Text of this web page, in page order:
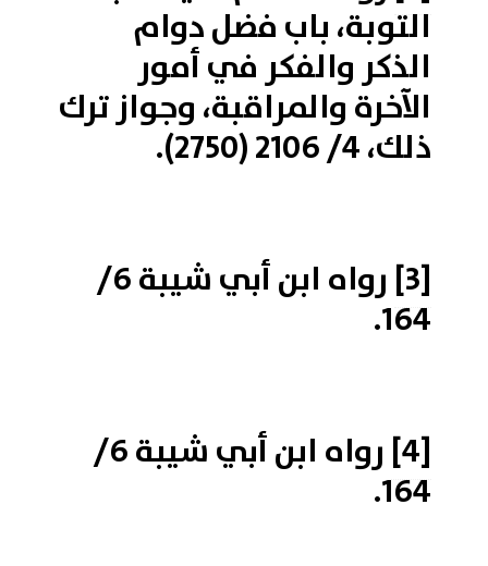
التوبة، باب فضل دوام
الذكر والفكر في أمور
الآخرة والمراقبة، وجواز ترك
ذلك، 4/ 2106 (2750).
[3] رواه ابن أبي شيبة 6/
164.
[4] رواه ابن أبي شيبة 6/
164.